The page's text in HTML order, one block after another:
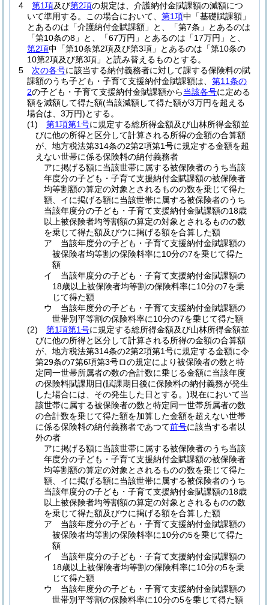
4
第1項及び第2項の規定は、介護納付金賦課額の減額につ
いて準用する。
この場合において、 第1項中「基礎賦課額」
とあるのは「介護納付金賦課額」と、「第7条」とあるのは
「第10条の8」と、「67万円」とあるのは「17万円」と、
第2項中「第10条第2項及び第3項」とあるのは「第10条の
10第2項及び第3項」と読み替えるものとする。
5
次の各号に該当する納付義務者に対して課する保険料の賦
課額のうち子ども・子育て支援納付金賦課額は、 第11条の
2の子ども・子育て支援納付金賦課額から当該各号に定める
額を減額して得た額(当該減額して得た額が3万円を超える
場合は、3万円)とする。
(1)
第1項第1号に規定する総所得金額及び山林所得金額並
びに他の所得と区分して計算される所得の金額の合算額
が、地方税法第314条の2第2項第1号に規定する金額を超
えない世帯に係る保険料の納付義務者
アに掲げる額に当該世帯に属する被保険者のうち当該
年度分の子ども・子育て支援納付金賦課額の被保険者
均等割額の算定の対象とされるものの数を乗じて得た
額、イに掲げる額に当該世帯に属する被保険者のうち
当該年度分の子ども・子育て支援納付金賦課額の18歳
以上被保険者均等割額の算定の対象とされるものの数
を乗じて得た額及びウに掲げる額を合算した額
ア 当該年度分の子ども・子育て支援納付金賦課額の
被保険者均等割の保険料率に10分の7を乗じて得た
額
イ 当該年度分の子ども・子育て支援納付金賦課額の
18歳以上被保険者均等割の保険料率に10分の7を乗
じて得た額
ウ 当該年度分の子ども・子育て支援納付金賦課額の
世帯別平等割の保険料率に10分の7を乗じて得た額
(2)
第1項第1号に規定する総所得金額及び山林所得金額並
びに他の所得と区分して計算される所得の金額の合算額
が、地方税法第314条の2第2項第1号に規定する金額に令
第29条の7第6項第3号ロの規定により被保険者の数と特
定同一世帯所属者の数の合計数に乗じる金額に当該年度
の保険料賦課期日(賦課期日後に保険料の納付義務が発生
した場合には、その発生した日とする。)現在において当
該世帯に属する被保険者の数と特定同一世帯所属者の数
の合計数を乗じて得た額を加算した金額を超えない世帯
に係る保険料の納付義務者であつて前号に該当する者以
外の者
アに掲げる額に当該世帯に属する被保険者のうち当該
年度分の子ども・子育て支援納付金賦課額の被保険者
均等割額の算定の対象とされるものの数を乗じて得た
額、イに掲げる額に当該世帯に属する被保険者のうち
当該年度分の子ども・子育て支援納付金賦課額の18歳
以上被保険者均等割額の算定の対象とされるものの数
を乗じて得た額及びウに掲げる額を合算した額
ア 当該年度分の子ども・子育て支援納付金賦課額の
被保険者均等割の保険料率に10分の5を乗じて得た
額
イ 当該年度分の子ども・子育て支援納付金賦課額の
18歳以上被保険者均等割の保険料率に10分の5を乗
じて得た額
ウ 当該年度分の子ども・子育て支援納付金賦課額の
世帯別平等割の保険料率に10分の5を乗じて得た額